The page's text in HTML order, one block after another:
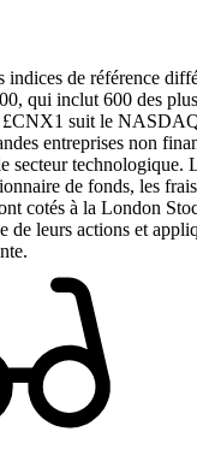
indices de référence
qui inclut 600 des
£CNX1 suit le
entreprises non
secteur technologique.
de fonds, les
cotés à la London
de leurs actions et